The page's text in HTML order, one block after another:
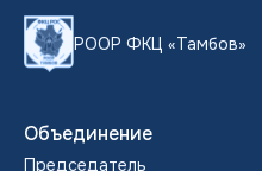
РООР ФКЦ «Тамбов»
Объединение
Председатель